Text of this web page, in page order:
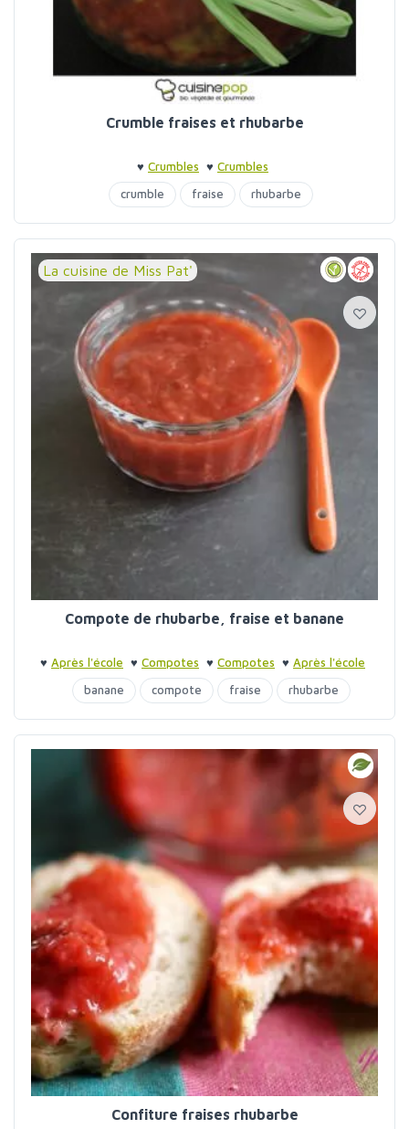
Crumble fraises et rhubarbe
♥ Crumbles ♥ Crumbles
crumble
fraise rhubarbe
La cuisine de Miss Pat'
Compote de rhubarbe, fraise et banane
♥ Après l'école ♥ Compotes ♥ Compotes ♥ Après l'école
banane
compote fraise rhubarbe
Confiture fraises rhubarbe